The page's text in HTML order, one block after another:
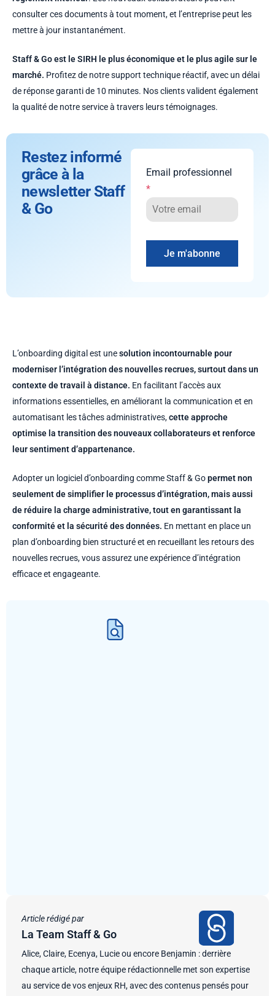
consulter ces documents à tout moment, et l’entreprise peut les
mettre à jour instantanément.
Staff & Go est le SIRH le plus économique et le plus agile sur le
marché. Profitez de notre support technique réactif, avec un délai
de réponse garanti de 10 minutes. Nos clients valident également
la qualité de notre service à travers leurs témoignages.
Restez informé
grâce à la
newsletter Staff
& Go
Email professionnel
*
Je m'abonne
L’onboarding digital est unesolution incontournable pour
moderniser l’intégration des nouvelles recrues, surtout dans un
contexte de travail à distance. En facilitant l’accès aux
informations essentielles, en améliorant la communication et en
automatisant les tâches administratives,cette approche
optimise la transition des nouveaux collaborateurs et renforce
leur sentiment d’appartenance.
Adopter un logiciel d’onboarding comme Staff & Gopermet non
seulement de simplifier le processus d’intégration, mais aussi
de réduire la charge administrative, tout en garantissant la
conformité et la sécurité des données. En mettant en place un
plan d’onboarding bien structuré et en recueillant les retours des
nouvelles recrues, vous assurez une expérience d’intégration
efficace et engageante.
Article rédigé par
La Team Staff & Go
Alice, Claire, Ecenya, Lucie ou encore Benjamin : derrière
chaque article, notre équipe rédactionnelle met son expertise
au service de vos enjeux RH, avec des contenus pensés pour